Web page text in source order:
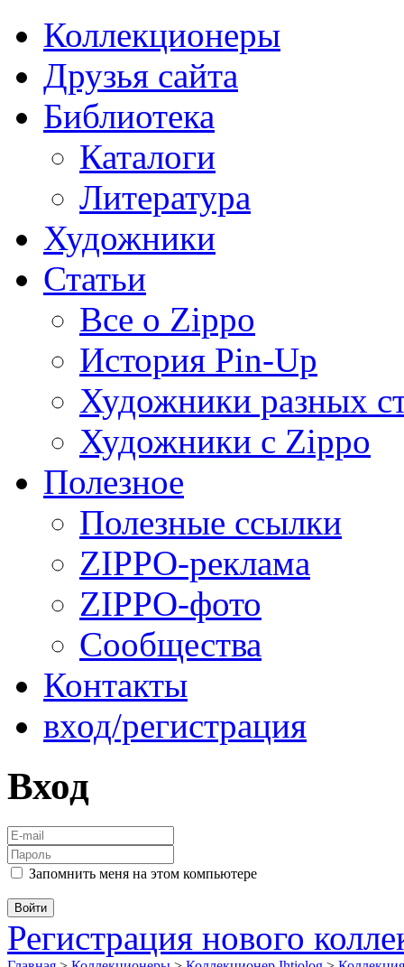
Коллекционеры
Друзья сайта
Библиотека
Каталоги
Литература
Художники
Статьи
Все о Zippo
История Pin-Up
Художники разных
Художники с Zippo
Полезное
Полезные ссылки
ZIPPO-реклама
ZIPPO-фото
Сообщества
Контакты
вход/регистрация
Вход
Запомнить меня на этом компьютере
Регистрация нового